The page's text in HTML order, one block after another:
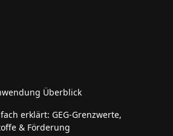
Überblick
erklärt: GEG-Grenzwerte,
& Förderung